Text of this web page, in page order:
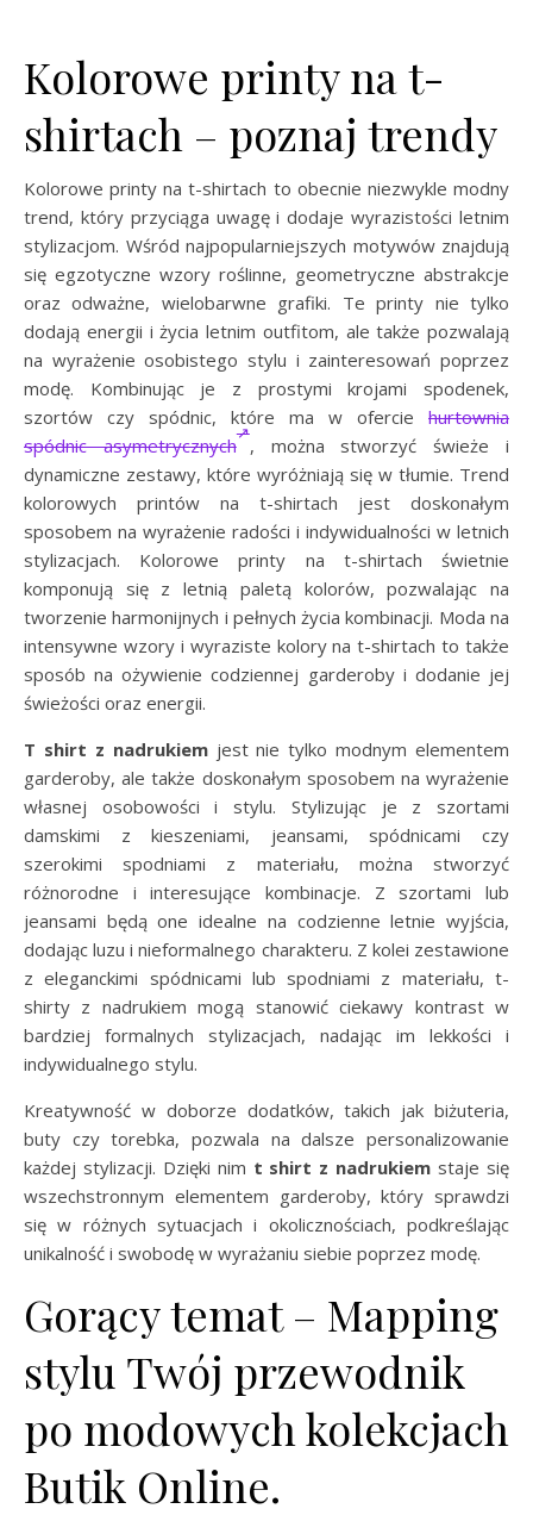
Kolorowe printy na t-
shirtach – poznaj trendy
Kolorowe printy na t-shirtach to obecnie niezwykle modny
trend, który przyciąga uwagę i dodaje wyrazistości letnim
stylizacjom. Wśród najpopularniejszych motywów znajdują
się egzotyczne wzory roślinne, geometryczne abstrakcje
oraz odważne, wielobarwne grafiki. Te printy nie tylko
dodają energii i życia letnim outfitom, ale także pozwalają
na wyrażenie osobistego stylu i zainteresowań poprzez
modę. Kombinując je z prostymi krojami spodenek,
szortów czy spódnic, które ma w ofercie hurtownia
spódnic asymetrycznych
, można stworzyć świeże i
dynamiczne zestawy, które wyróżniają się w tłumie. Trend
kolorowych printów na t-shirtach jest doskonałym
sposobem na wyrażenie radości i indywidualności w letnich
stylizacjach. Kolorowe printy na t-shirtach świetnie
komponują się z letnią paletą kolorów, pozwalając na
tworzenie harmonijnych i pełnych życia kombinacji. Moda na
intensywne wzory i wyraziste kolory na t-shirtach to także
sposób na ożywienie codziennej garderoby i dodanie jej
świeżości oraz energii.
T shirt z nadrukiemjest nie tylko modnym elementem
garderoby, ale także doskonałym sposobem na wyrażenie
własnej osobowości i stylu. Stylizując je z szortami
damskimi z kieszeniami, jeansami, spódnicami czy
szerokimi spodniami z materiału, można stworzyć
różnorodne i interesujące kombinacje. Z szortami lub
jeansami będą one idealne na codzienne letnie wyjścia,
dodając luzu i nieformalnego charakteru. Z kolei zestawione
z eleganckimi spódnicami lub spodniami z materiału, t-
shirty z nadrukiem mogą stanowić ciekawy kontrast w
bardziej formalnych stylizacjach, nadając im lekkości i
indywidualnego stylu.
Kreatywność w doborze dodatków, takich jak biżuteria,
buty czy torebka, pozwala na dalsze personalizowanie
każdej stylizacji. Dzięki nim t shirt z nadrukiem staje się
wszechstronnym elementem garderoby, który sprawdzi
się w różnych sytuacjach i okolicznościach, podkreślając
unikalność i swobodę w wyrażaniu siebie poprzez modę.
Gorący temat – Mapping
stylu Twój przewodnik
po modowych kolekcjach
Butik Online.